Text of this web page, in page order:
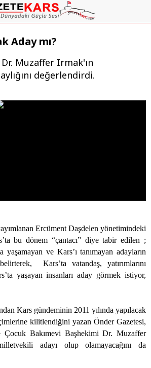
Aday mı?
Muzaffer Irmak'ın
değerlendirdi.
Ercüment Daşdelen yönetimindeki
bu dönem “çantacı” diye tabir edilen ;
yaşamayan ve Kars’ı tanımayan adayların
Kars’ta vatandaş, yatırımlarını
yaşayan insanları aday görmek istiyor,
Kars gündeminin 2011 yılında yapılacak
kilitlendiğini yazan Önder Gazetesi,
Bakımevi Başhekimi Dr. Muzaffer
adayı olup olamayacağını da